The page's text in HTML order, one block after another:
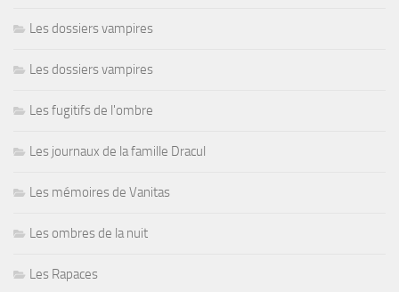
Les dossiers vampires
Les dossiers vampires
Les fugitifs de l'ombre
Les journaux de la famille Dracul
Les mémoires de Vanitas
Les ombres de la nuit
Les Rapaces